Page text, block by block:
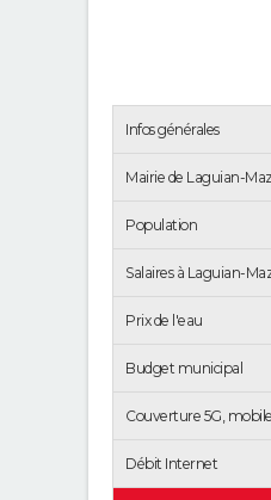
Infos générales
Mairie de Laguian-
Population
Salaires à Laguian-
Prix de l'eau
Budget municipal
Couverture 5G, mobile
Débit Internet